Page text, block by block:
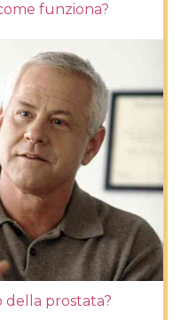
funziona?
della prostata?